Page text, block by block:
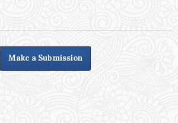
Make a Submission